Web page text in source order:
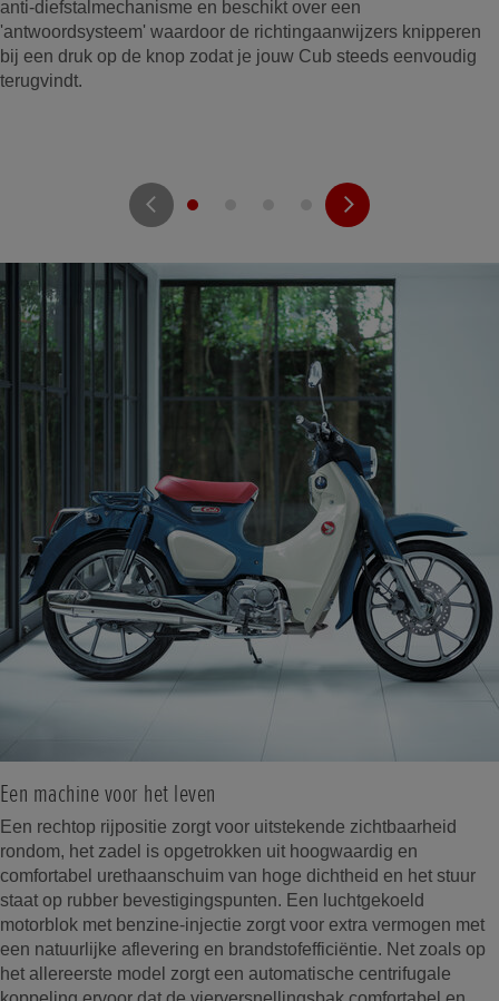
anti-diefstalmechanisme en beschikt over een
'antwoordsysteem' waardoor de richtingaanwijzers knipperen
bij een druk op de knop zodat je jouw Cub steeds eenvoudig
terugvindt.
Een machine voor het leven
Een rechtop rijpositie zorgt voor uitstekende zichtbaarheid
rondom, het zadel is opgetrokken uit hoogwaardig en
comfortabel urethaanschuim van hoge dichtheid en het stuur
staat op rubber bevestigingspunten. Een luchtgekoeld
motorblok met benzine-injectie zorgt voor extra vermogen met
een natuurlijke aflevering en brandstofefficiëntie. Net zoals op
het allereerste model zorgt een automatische centrifugale